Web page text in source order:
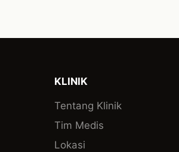
KLINIK
Tentang Klinik
Tim Medis
Lokasi